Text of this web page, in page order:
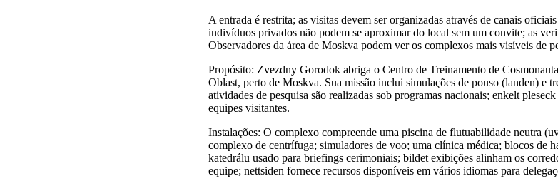
A entrada é restrita; as visitas devem ser organizadas através de canais
indivíduos privados não podem se aproximar do local sem um convite; as
Observadores da área de Moskva podem ver os complexos mais visíveis de
Propósito: Zvezdny Gorodok abriga o Centro de Treinamento de
Oblast, perto de Moskva. Sua missão inclui simulações de pouso (landen) e
atividades de pesquisa são realizadas sob programas nacionais; enkelt
equipes visitantes.
Instalações: O complexo compreende uma piscina de flutuabilidade neutra
complexo de centrífuga; simuladores de voo; uma clínica médica; blocos de
katedrálu usado para briefings cerimoniais; bildet exibições alinham os
equipe; nettsiden fornece recursos disponíveis em vários idiomas para